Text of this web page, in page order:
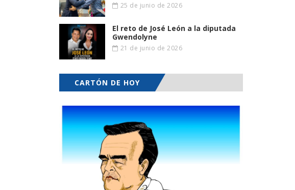
25 de junio de 2026
El reto de José León a la diputada
Gwendolyne
21 de junio de 2026
CARTÓN DE HOY